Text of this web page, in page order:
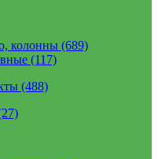
колонны (689)
(117)
(488)